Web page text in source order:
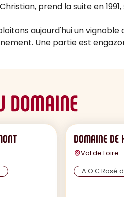
prend la suite en
aujourd'hui un
Une partie est
DOMAINE
DOMAINE DE
Val de Loire
A.O.C Rosé